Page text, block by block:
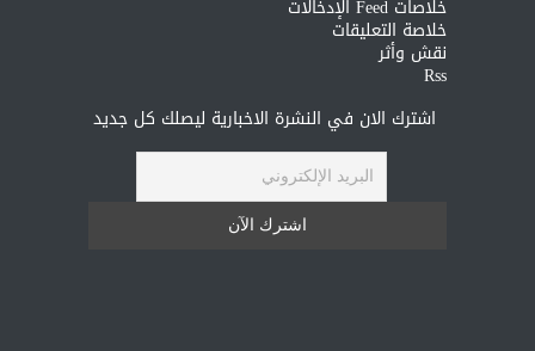
خلاصات Feed الإدخالات
خلاصة التعليقات
نقش وأثر
Rss
اشترك الان في النشرة الاخبارية ليصلك كل جديد